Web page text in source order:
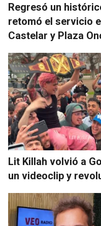
Regresó un
retomó el servicio
Castelar y Plaza
Lit Killah volvió a
un videoclip y